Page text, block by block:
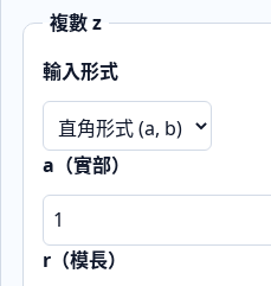
複數 z
輸入形式
a（實部）
r（模長）